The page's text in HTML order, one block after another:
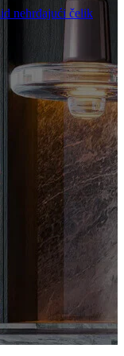
nehrđajući čelik